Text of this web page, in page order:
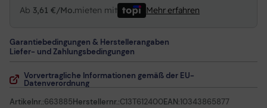
Ab 3,61 €/Mo.mieten mit Mehr erfahren
Garantiebedingungen & Herstellerangaben
Liefer- und Zahlungsbedingungen
Vorvertragliche Informationen gemäß der EU-
Datenverordnung
Artikelnr.:663885Herstellernr.:C13T612400EAN:10343865877